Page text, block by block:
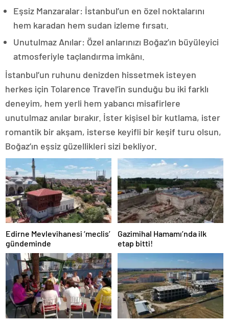
Eşsiz Manzaralar: İstanbul’un en özel noktalarını
hem karadan hem sudan izleme fırsatı.
Unutulmaz Anılar: Özel anlarınızı Boğaz’ın büyüleyici
atmosferiyle taçlandırma imkânı.
İstanbul’un ruhunu denizden hissetmek isteyen
herkes için Tolarence Travel’in sunduğu bu iki farklı
deneyim, hem yerli hem yabancı misafirlere
unutulmaz anılar bırakır. İster kişisel bir kutlama, ister
romantik bir akşam, isterse keyifli bir keşif turu olsun,
Boğaz’ın eşsiz güzellikleri sizi bekliyor.
Edirne Mevlevihanesi ‘meclis’
gündeminde
Gazimihal Hamamı’nda ilk
etap bitti!